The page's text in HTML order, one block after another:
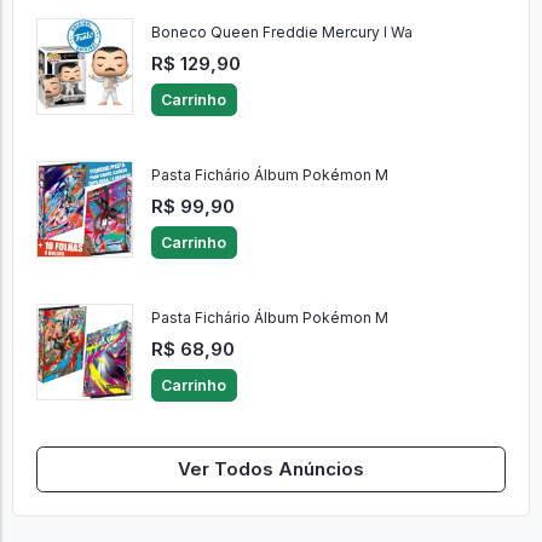
Boneco Queen Freddie Mercury I Wa
R$ 129,90
Carrinho
Pasta Fichário Álbum Pokémon M
R$ 99,90
Carrinho
Pasta Fichário Álbum Pokémon M
R$ 68,90
Carrinho
Ver Todos Anúncios